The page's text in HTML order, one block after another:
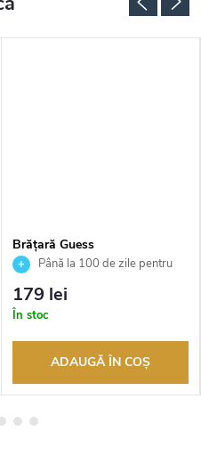
Brățară Guess
JUBB05503JWRHS
Până la 100 de zile pentru
returnarea bunurilor. Vânzător
autorizat
179 lei
În stoc
ADAUGĂ ÎN COŞ